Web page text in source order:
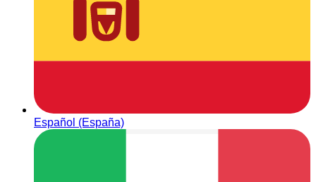
Español (España)